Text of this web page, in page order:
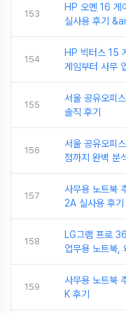
153
HP 오멘 16
실사용 후기
154
HP 빅터스 15
게임부터 사무
155
서울 공유오피
솔직 후기
156
서울 공유오피
점까지 완벽 분
157
사무용 노트북
2A 실사용 후
158
LG그램 프로
업무용 노트북,
159
사무용 노트북
K 후기